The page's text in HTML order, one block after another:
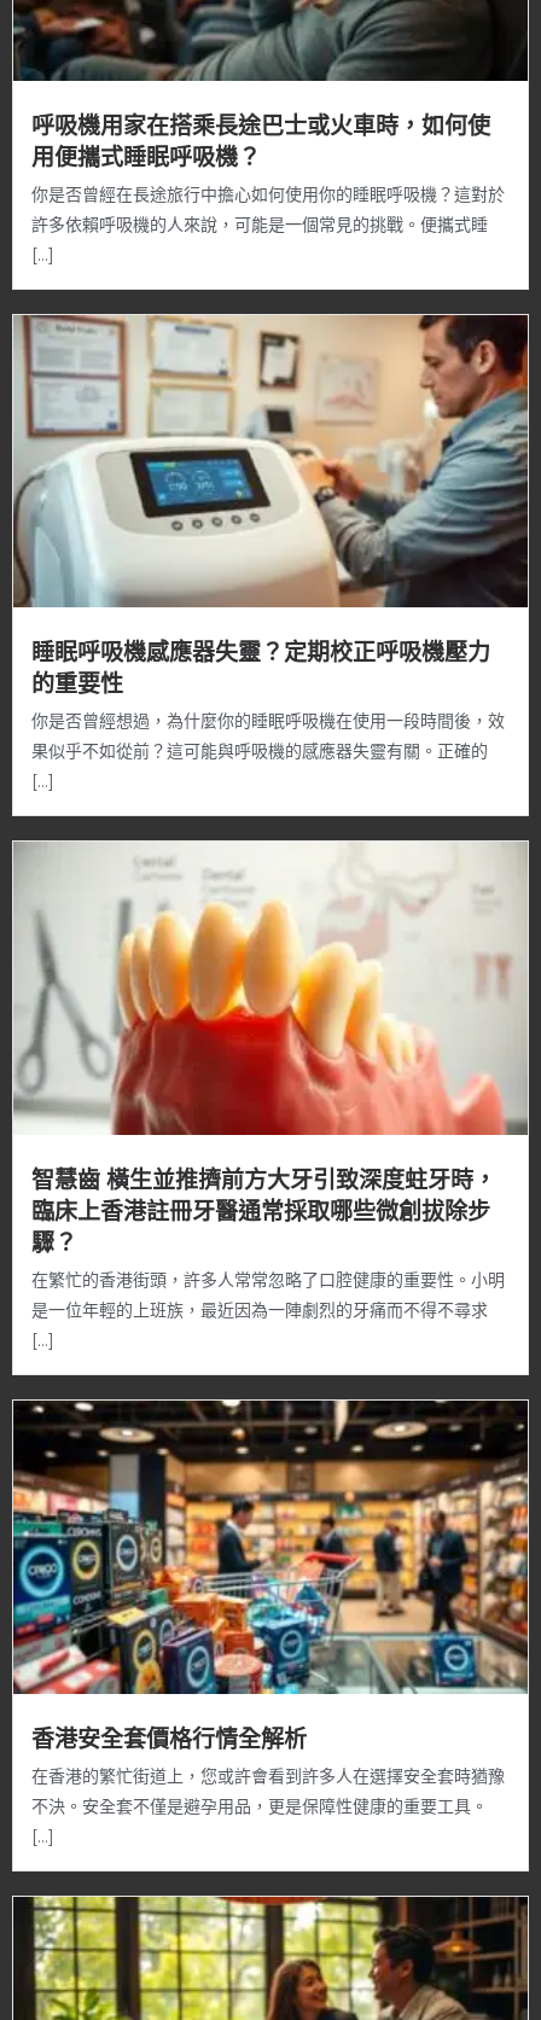
呼吸機用家在搭乘長途巴士或火車時，如何使
用便攜式睡眠呼吸機？
你是否曾經在長途旅行中擔心如何使用你的睡眠呼吸機？這對於
許多依賴呼吸機的人來說，可能是一個常見的挑戰。便攜式睡
[…]
睡眠呼吸機感應器失靈？定期校正呼吸機壓力
的重要性
你是否曾經想過，為什麼你的睡眠呼吸機在使用一段時間後，效
果似乎不如從前？這可能與呼吸機的感應器失靈有關。正確的
[…]
智慧齒 橫生並推擠前方大牙引致深度蛀牙時，
臨床上香港註冊牙醫通常採取哪些微創拔除步
驟？
在繁忙的香港街頭，許多人常常忽略了口腔健康的重要性。小明
是一位年輕的上班族，最近因為一陣劇烈的牙痛而不得不尋求
[…]
香港安全套價格行情全解析
在香港的繁忙街道上，您或許會看到許多人在選擇安全套時猶豫
不決。安全套不僅是避孕用品，更是保障性健康的重要工具。
[…]